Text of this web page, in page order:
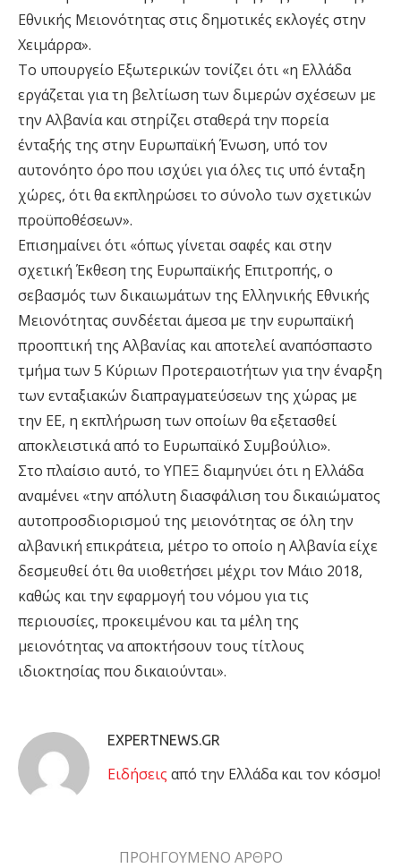
Εθνικής Μειονότητας στις δημοτικές εκλογές στην
Χειμάρρα».
Το υπουργείο Εξωτερικών τονίζει ότι «η Ελλάδα
εργάζεται για τη βελτίωση των διμερών σχέσεων με
την Αλβανία και στηρίζει σταθερά την πορεία
ένταξής της στην Ευρωπαϊκή Ένωση, υπό τον
αυτονόητο όρο που ισχύει για όλες τις υπό ένταξη
χώρες, ότι θα εκπληρώσει το σύνολο των σχετικών
προϋποθέσεων».
Επισημαίνει ότι «όπως γίνεται σαφές και στην
σχετική Έκθεση της Ευρωπαϊκής Επιτροπής, ο
σεβασμός των δικαιωμάτων της Ελληνικής Εθνικής
Μειονότητας συνδέεται άμεσα με την ευρωπαϊκή
προοπτική της Αλβανίας και αποτελεί αναπόσπαστο
τμήμα των 5 Κύριων Προτεραιοτήτων για την έναρξη
των ενταξιακών διαπραγματεύσεων της χώρας με
την ΕΕ, η εκπλήρωση των οποίων θα εξετασθεί
αποκλειστικά από το Ευρωπαϊκό Συμβούλιο».
Στο πλαίσιο αυτό, το ΥΠΕΞ διαμηνύει ότι η Ελλάδα
αναμένει «την απόλυτη διασφάλιση του δικαιώματος
αυτοπροσδιορισμού της μειονότητας σε όλη την
αλβανική επικράτεια, μέτρο το οποίο η Αλβανία είχε
δεσμευθεί ότι θα υιοθετήσει μέχρι τον Μάιο 2018,
καθώς και την εφαρμογή του νόμου για τις
περιουσίες, προκειμένου και τα μέλη της
μειονότητας να αποκτήσουν τους τίτλους
ιδιοκτησίας που δικαιούνται».
EXPERTNEWS.GR
Eιδήσεις από την Ελλάδα και τον κόσμο!
ΠΡΟΗΓΟΥΜΕΝΟ ΑΡΘΡΟ